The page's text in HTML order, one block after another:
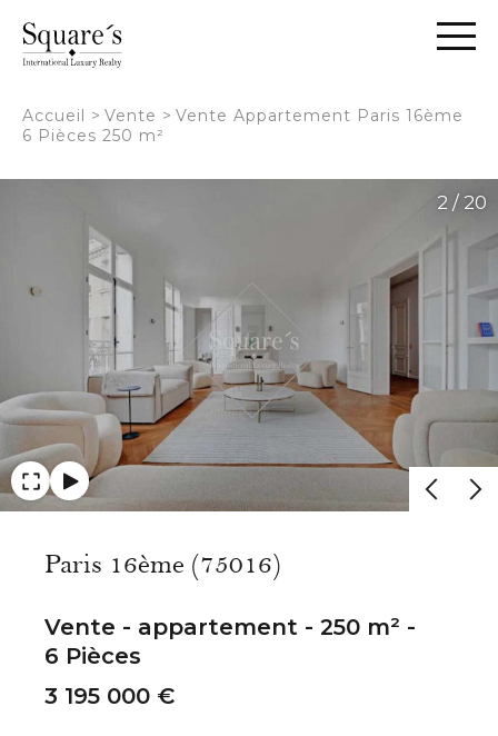
Accueil > Vente > Vente Appartement Paris 16ème
6 Pièces 250 m²
2 / 20
Paris 16ème (75016)
Vente - appartement - 250 m² -
6 Pièces
3 195 000 €